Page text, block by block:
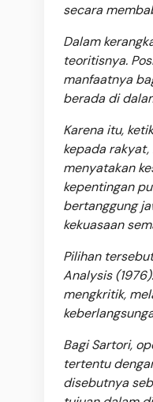
secara
Dalam
teoritisnya.
manfaatnya
berada di
Karena itu,
kepada
menyatakan
kepentingan
bertanggung
kekuasaan
Pilihan
Analysis
mengkritik,
Bagi Sartori,
tertentu
disebutnya